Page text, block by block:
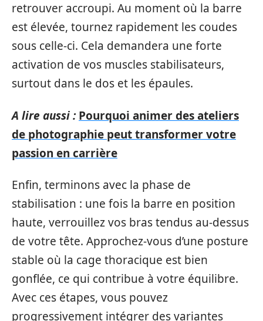
retrouver accroupi. Au moment où la barre
est élevée, tournez rapidement les coudes
sous celle-ci. Cela demandera une forte
activation de vos muscles stabilisateurs,
surtout dans le dos et les épaules.
A lire aussi : Pourquoi animer des ateliers
de photographie peut transformer votre
passion en carrière
Enfin, terminons avec la phase de
stabilisation : une fois la barre en position
haute, verrouillez vos bras tendus au-dessus
de votre tête. Approchez-vous d’une posture
stable où la cage thoracique est bien
gonflée, ce qui contribue à votre équilibre.
Avec ces étapes, vous pouvez
progressivement intégrer des variantes